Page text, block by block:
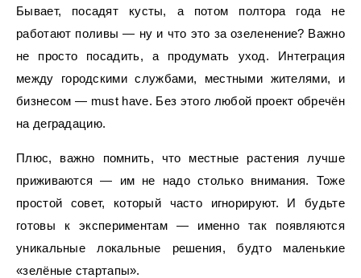
Бывает, посадят кусты, а потом полтора года не
работают поливы — ну и что это за озеленение? Важно
не просто посадить, а продумать уход. Интеграция
между городскими службами, местными жителями, и
бизнесом — must have. Без этого любой проект обречён
на деградацию.
Плюс, важно помнить, что местные растения лучше
приживаются — им не надо столько внимания. Тоже
простой совет, который часто игнорируют. И будьте
готовы к экспериментам — именно так появляются
уникальные локальные решения, будто маленькие
«зелёные стартапы».